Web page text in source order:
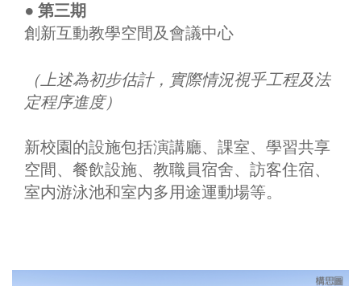
● 第三期
創新互動教學空間及會議中心
（上述為初步估計，實際情況視乎工程及法
定程序進度）
新校園的設施包括演講廳、課室、學習共享
空間、餐飲設施、教職員宿舍、訪客住宿、
室内游泳池和室内多用途運動場等。